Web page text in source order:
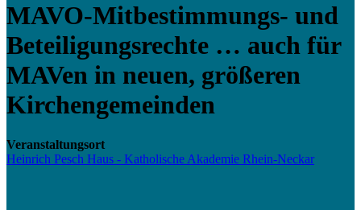
MAVO-Mitbestimmungs- und
Beteiligungsrechte … auch für
MAVen in neuen, größeren
Kirchengemeinden
Veranstaltungsort
Heinrich Pesch Haus - Katholische Akademie Rhein-Neckar